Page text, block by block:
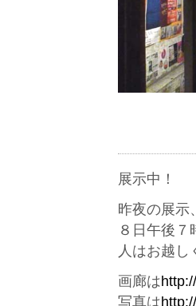
展示中！
昨夜の展示
８日午後
人はお越し
画廊は
写真は